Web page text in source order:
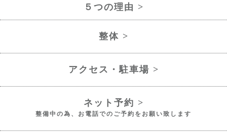
５つの理由 >
整体 >
アクセス・駐車場 >
ネット予約 >
整備中の為、お電話でのご予約をお願い致します